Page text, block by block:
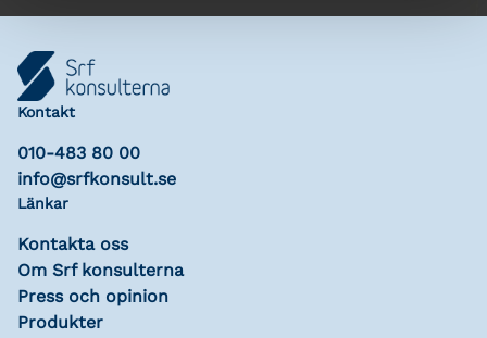
Kontakt
010-483 80 00
info@srfkonsult.se
Länkar
Kontakta oss
Om Srf konsulterna
Press och opinion
Produkter